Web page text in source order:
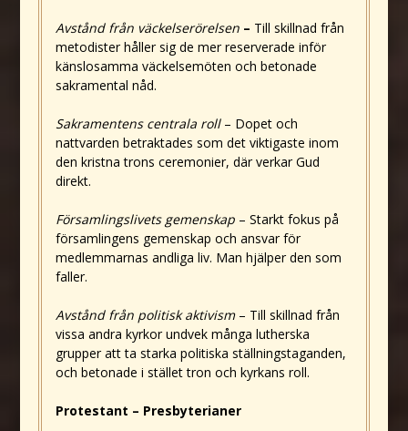
Avstånd från väckelserörelsen– Till skillnad från
metodister håller sig de mer reserverade inför
känslosamma väckelsemöten och betonade
sakramental nåd.
Sakramentens centrala roll – Dopet och
nattvarden betraktades som det viktigaste inom
den kristna trons ceremonier, där verkar Gud
direkt.
Församlingslivets gemenskap– Starkt fokus på
församlingens gemenskap och ansvar för
medlemmarnas andliga liv. Man hjälper den som
faller.
Avstånd från politisk aktivism– Till skillnad från
vissa andra kyrkor undvek många lutherska
grupper att ta starka politiska ställningstaganden,
och betonade i stället tron och kyrkans roll.
Protestant – Presbyterianer